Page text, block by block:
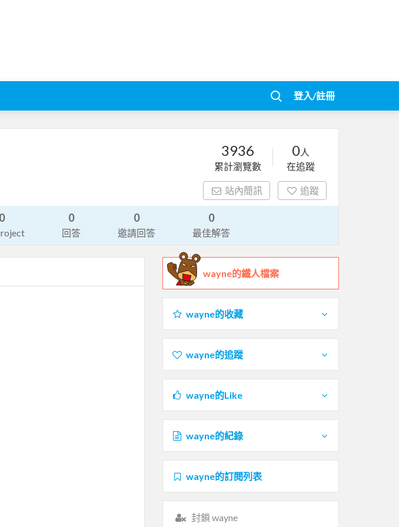
登入/註冊
3936
累計瀏覽數
0人
在追蹤
站內簡訊 追蹤
0 0
回答
0
邀請回答
0
最佳解答
wayne的鐵人檔案
wayne的收藏
wayne的追蹤
wayne的Like
wayne的紀錄
wayne的訂閱列表
封鎖 wayne